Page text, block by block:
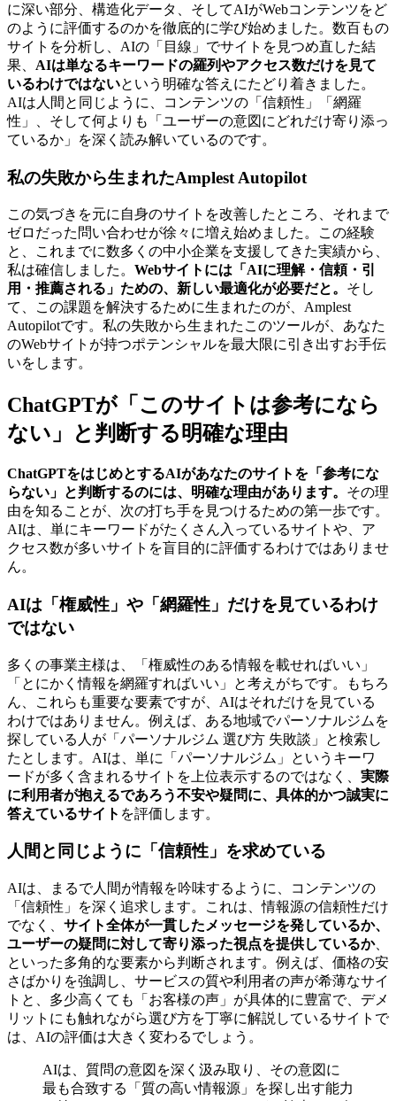
に深い部分、構造化データ、そしてAIがWebコンテンツをど
のように評価するのかを徹底的に学び始めました。数百もの
サイトを分析し、AIの「目線」でサイトを見つめ直した結
果、 AIは単なるキーワードの羅列やアクセス数だけを見て
いるわけではないという明確な答えにたどり着きました。
AIは人間と同じように、コンテンツの「信頼性」「網羅
性」、そして何よりも「ユーザーの意図にどれだけ寄り添っ
ているか」を深く読み解いているのです。
私の失敗から生まれたAmplest Autopilot
この気づきを元に自身のサイトを改善したところ、それまで
ゼロだった問い合わせが徐々に増え始めました。この経験
と、これまでに数多くの中小企業を支援してきた実績から、
私は確信しました。 Webサイトには「AIに理解・信頼・引
用・推薦される」ための、新しい最適化が必要だと。 そし
て、この課題を解決するために生まれたのが、Amplest
Autopilotです。私の失敗から生まれたこのツールが、あなた
のWebサイトが持つポテンシャルを最大限に引き出すお手伝
いをします。
ChatGPTが「このサイトは参考になら
ない」と判断する明確な理由
ChatGPTをはじめとするAIがあなたのサイトを「参考にな
らない」と判断するのには、明確な理由があります。 その理
由を知ることが、次の打ち手を見つけるための第一歩です。
AIは、単にキーワードがたくさん入っているサイトや、ア
クセス数が多いサイトを盲目的に評価するわけではありませ
ん。
AIは「権威性」や「網羅性」だけを見ているわけ
ではない
多くの事業主様は、「権威性のある情報を載せればいい」
「とにかく情報を網羅すればいい」と考えがちです。もちろ
ん、これらも重要な要素ですが、AIはそれだけを見ている
わけではありません。例えば、ある地域でパーソナルジムを
探している人が「パーソナルジム 選び方 失敗談」と検索し
たとします。AIは、単に「パーソナルジム」というキーワ
ードが多く含まれるサイトを上位表示するのではなく、 実際
に利用者が抱えるであろう不安や疑問に、具体的かつ誠実に
答えているサイト を評価します。
人間と同じように「信頼性」を求めている
AIは、まるで人間が情報を吟味するように、コンテンツの
「信頼性」を深く追求します。これは、情報源の信頼性だけ
でなく、 サイト全体が一貫したメッセージを発しているか、
ユーザーの疑問に対して寄り添った視点を提供しているか、
といった多角的な要素から判断されます。例えば、価格の安
さばかりを強調し、サービスの質や利用者の声が希薄なサイ
トと、多少高くても「お客様の声」が具体的に豊富で、デメ
リットにも触れながら選び方を丁寧に解説しているサイトで
は、AIの評価は大きく変わるでしょう。
AIは、質問の意図を深く汲み取り、その意図に
最も合致する「質の高い情報源」を探し出す能力